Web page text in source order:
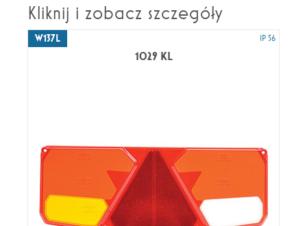
Kliknij i zobacz szczegóły
W137L IP 56
1029 KL